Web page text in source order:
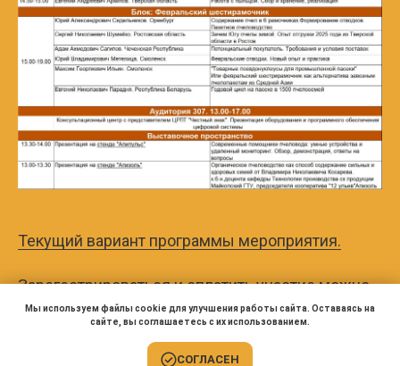
Текущий вариант программы мероприятия.
Зарегестрироваться и оплатить участие можно
ЗДЕСЬ.
Мы используем файлы cookie для улучшения работы сайта. Оставаясь на
сайте, вы соглашаетесь с их использованием.
СОГЛАСЕН